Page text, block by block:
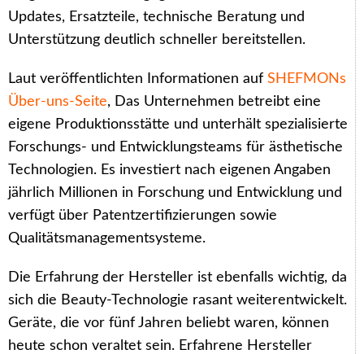
Updates, Ersatzteile, technische Beratung und
Unterstützung deutlich schneller bereitstellen.
Laut veröffentlichten Informationen auf SHEFMONs
Über-uns-Seite, Das Unternehmen betreibt eine
eigene Produktionsstätte und unterhält spezialisierte
Forschungs- und Entwicklungsteams für ästhetische
Technologien. Es investiert nach eigenen Angaben
jährlich Millionen in Forschung und Entwicklung und
verfügt über Patentzertifizierungen sowie
Qualitätsmanagementsysteme.
Die Erfahrung der Hersteller ist ebenfalls wichtig, da
sich die Beauty-Technologie rasant weiterentwickelt.
Geräte, die vor fünf Jahren beliebt waren, können
heute schon veraltet sein. Erfahrene Hersteller